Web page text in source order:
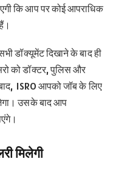
कि आप पर कोई आपराधिक
डॉक्यूमेंट दिखाने के बाद ही
को डॉक्टर, पुलिस और
ISRO आपको जॉब के लिए
उसके बाद आप
मिलेगी